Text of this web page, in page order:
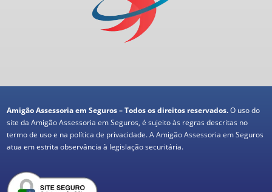
Amigão Assessoria em Seguros – Todos os direitos reservados.O uso do
site da Amigão Assessoria em Seguros, é sujeito às regras descritas no
termo de uso e na política de privacidade. A Amigão Assessoria em Seguros
atua em estrita observância à legislação securitária.